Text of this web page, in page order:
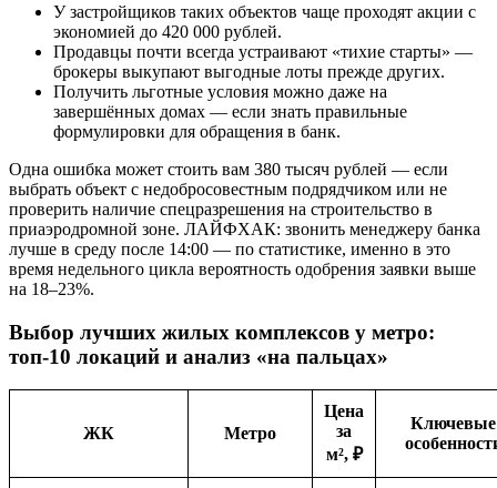
У застройщиков таких объектов чаще проходят акции с
экономией до 420 000 рублей.
Продавцы почти всегда устраивают «тихие старты» —
брокеры выкупают выгодные лоты прежде других.
Получить льготные условия можно даже на
завершённых домах — если знать правильные
формулировки для обращения в банк.
Одна ошибка может стоить вам 380 тысяч рублей — если
выбрать объект с недобросовестным подрядчиком или не
проверить наличие спецразрешения на строительство в
приаэродромной зоне. ЛАЙФХАК: звонить менеджеру банка
лучше в среду после 14:00 — по статистике, именно в это
время недельного цикла вероятность одобрения заявки выше
на 18–23%.
Выбор лучших жилых комплексов у метро:
топ-10 локаций и анализ «на пальцах»
ЖК Метро
Цена
за
м², ₽
Ключевые